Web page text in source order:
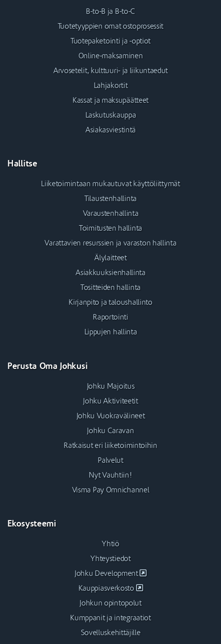
B-to-B ja B-to-C
Tuotetyyppien omat ostoprosessit
Tuotepaketointi ja -optiot
Online-maksaminen
Arvosetelit, kulttuuri- ja liikuntaedut
Lahjakortit
Kassat ja maksupäätteet
Laskutuskauppa
Asiakasviestintä
Hallitse
Liiketoimintaan mukautuvat käyttöliittymät
Tilaustenhallinta
Varaustenhallinta
Toimitusten hallinta
Varattavien resurssien ja varaston hallinta
Älylaitteet
Asiakkuuksienhallinta
Tositteiden hallinta
Kirjanpito ja taloushallinto
Raportointi
Lippujen hallinta
Perusta Oma Johkusi
Johku Majoitus
Johku Aktiviteetit
Johku Vuokravälineet
Johku Caravan
Ratkaisut eri liiketoimintoihin
Palvelut
Nyt Vauhtiin!
Visma Pay Omnichannel
Ekosysteemi
Yhtiö
Yhteystiedot
Johku Development
Kauppiasverkosto
Johkun opintopolut
Kumppanit ja integraatiot
Sovelluskehittäjille